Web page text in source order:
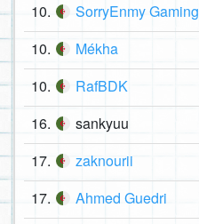
10. SorryEnmy Gaming
10. Mékha
10. RafBDK
16. sankyuu
17. zaknourii
17. Ahmed Guedri